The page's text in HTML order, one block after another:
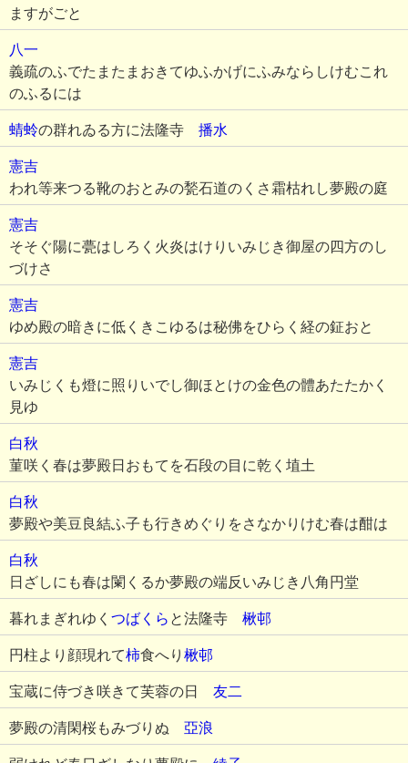
ますがごと
八一
義疏のふでたまたまおきてゆふかげにふみならしけむこれ
のふるには
蜻蛉の群れゐる方に法隆寺 播水
憲吉
われ等来つる靴のおとみの甃石道のくさ霜枯れし夢殿の庭
憲吉
そそぐ陽に甍はしろく火炎はけりいみじき御屋の四方のし
づけさ
憲吉
ゆめ殿の暗きに低くきこゆるは秘佛をひらく経の鉦おと
憲吉
いみじくも燈に照りいでし御ほとけの金色の體あたたかく
見ゆ
白秋
菫咲く春は夢殿日おもてを石段の目に乾く埴土
白秋
夢殿や美豆良結ふ子も行きめぐりをさなかりけむ春は酣は
白秋
日ざしにも春は闌くるか夢殿の端反いみじき八角円堂
暮れまぎれゆく つばくら と法隆寺 楸邨
円柱より顔現れて柿食へり 楸邨
宝蔵に侍づき咲きて芙蓉の日 友二
夢殿の清閑桜もみづりぬ 亞浪